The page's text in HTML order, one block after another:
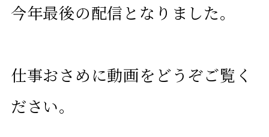
今年最後の配信となりました。
仕事おさめに動画をどうぞご覧く
ださい。